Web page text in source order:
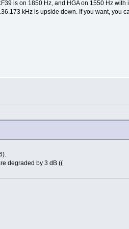
is on 1850 Hz, and HGA on 1550 Hz with
kHz is upside down. If you want, you
degraded by 3 dB ((